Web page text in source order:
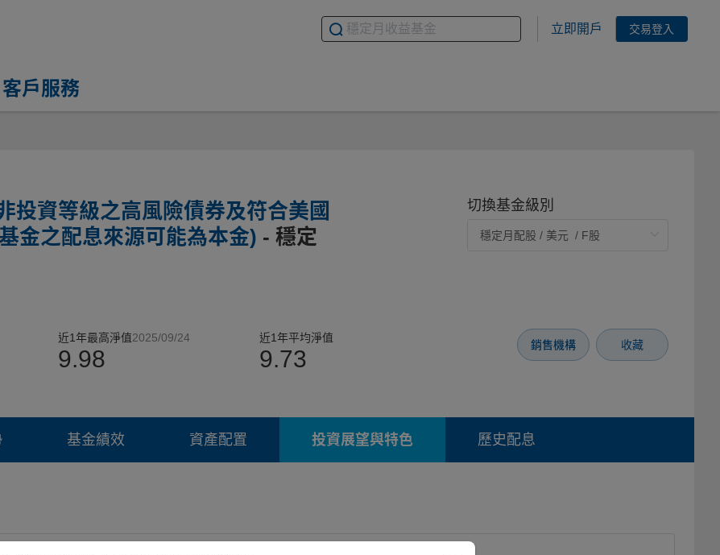
搜尋基金
請輸入您想搜尋的基金關鍵字
立即開戶 交易登入
客戶服務
投資等級之高風險債券及符合美國
金之配息來源可能為本金) - 穩定
切換基金級別
近1年最高淨值2025/09/24
9.98
近1年平均淨值
9.73
銷售機構 收藏
基金績效 資產配置 投資展望與特色 歷史配息